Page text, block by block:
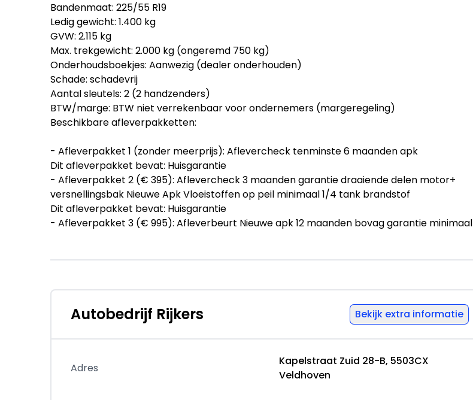
Bandenmaat: 225/55 R19
Ledig gewicht: 1.400 kg
GVW: 2.115 kg
Max. trekgewicht: 2.000 kg (ongeremd 750 kg)
Onderhoudsboekjes: Aanwezig (dealer onderhouden)
Schade: schadevrij
Aantal sleutels: 2 (2 handzenders)
BTW/marge: BTW niet verrekenbaar voor ondernemers (margeregeling)
Beschikbare afleverpakketten:
- Afleverpakket 1 (zonder meerprijs): Aflevercheck tenminste 6 maanden apk
Dit afleverpakket bevat: Huisgarantie
- Afleverpakket 2 (€ 395): Aflevercheck 3 maanden garantie draaiende delen motor+
versnellingsbak Nieuwe Apk Vloeistoffen op peil minimaal 1/4 tank brandstof
Dit afleverpakket bevat: Huisgarantie
- Afleverpakket 3 (€ 995): Afleverbeurt Nieuwe apk 12 maanden bovag garantie minimaal
Super nette en bomvolle Mazda CX-5 AWD Automaat.
Auto is voorzien van een trekhaak.
= Bedrijfsinformatie =
WIJ ZIJN ALLE DAGEN TELEFONISCH BEREIKBAAR. HEEFT U INTERESSE IN EEN AUTO EN WILT U
EEN PROEFRIT MAKEN, DAN BENT U WELKOM TIJDENS ONZE OPENINGSTIJDEN. BUITEN DE
Autobedrijf Rijkers Bekijk extra informatie
Adres
Kapelstraat Zuid 28-B, 5503CX
Veldhoven